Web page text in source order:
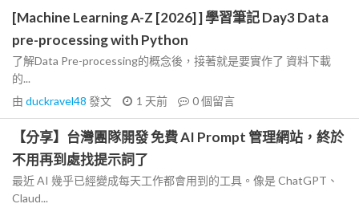
[Machine Learning A-Z [2026] ] 學習筆記 Day3 Data
pre-processing with Python
了解Data Pre-processing的概念後，接著就是要實作了 資料下載
的...
由 duckravel48 發文 1 天前 0個留言
【分享】台灣團隊開發 免費 AI Prompt 管理網站，終於
不用再到處找提示詞了
最近 AI 幾乎已經變成每天工作都會用到的工具。像是 ChatGPT、
Claud...